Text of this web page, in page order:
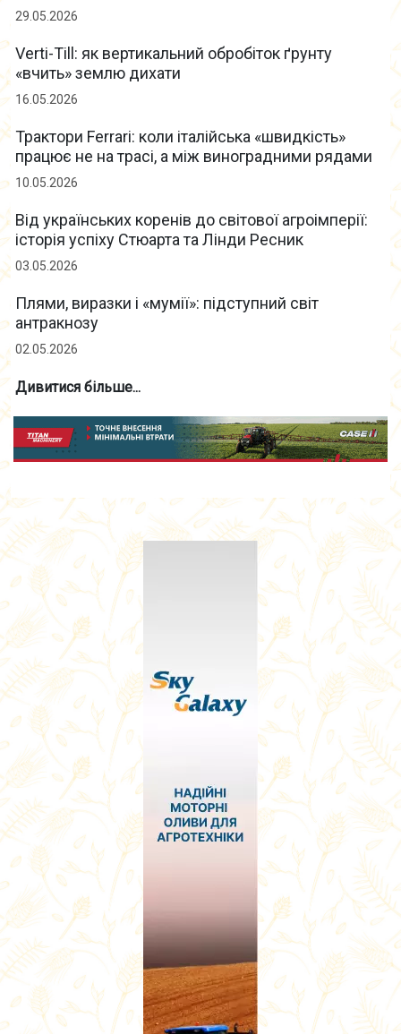
29.05.2026
Verti-Till: як вертикальний обробіток ґрунту
«вчить» землю дихати
16.05.2026
Трактори Ferrari: коли італійська «швидкість»
працює не на трасі, а між виноградними рядами
10.05.2026
Від українських коренів до світової агроімперії:
історія успіху Стюарта та Лінди Ресник
03.05.2026
Плями, виразки і «мумії»: підступний світ
антракнозу
02.05.2026
Дивитися більше...